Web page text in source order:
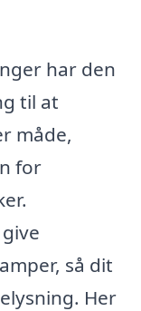
har den
til at
måde,
for
så dit
Her